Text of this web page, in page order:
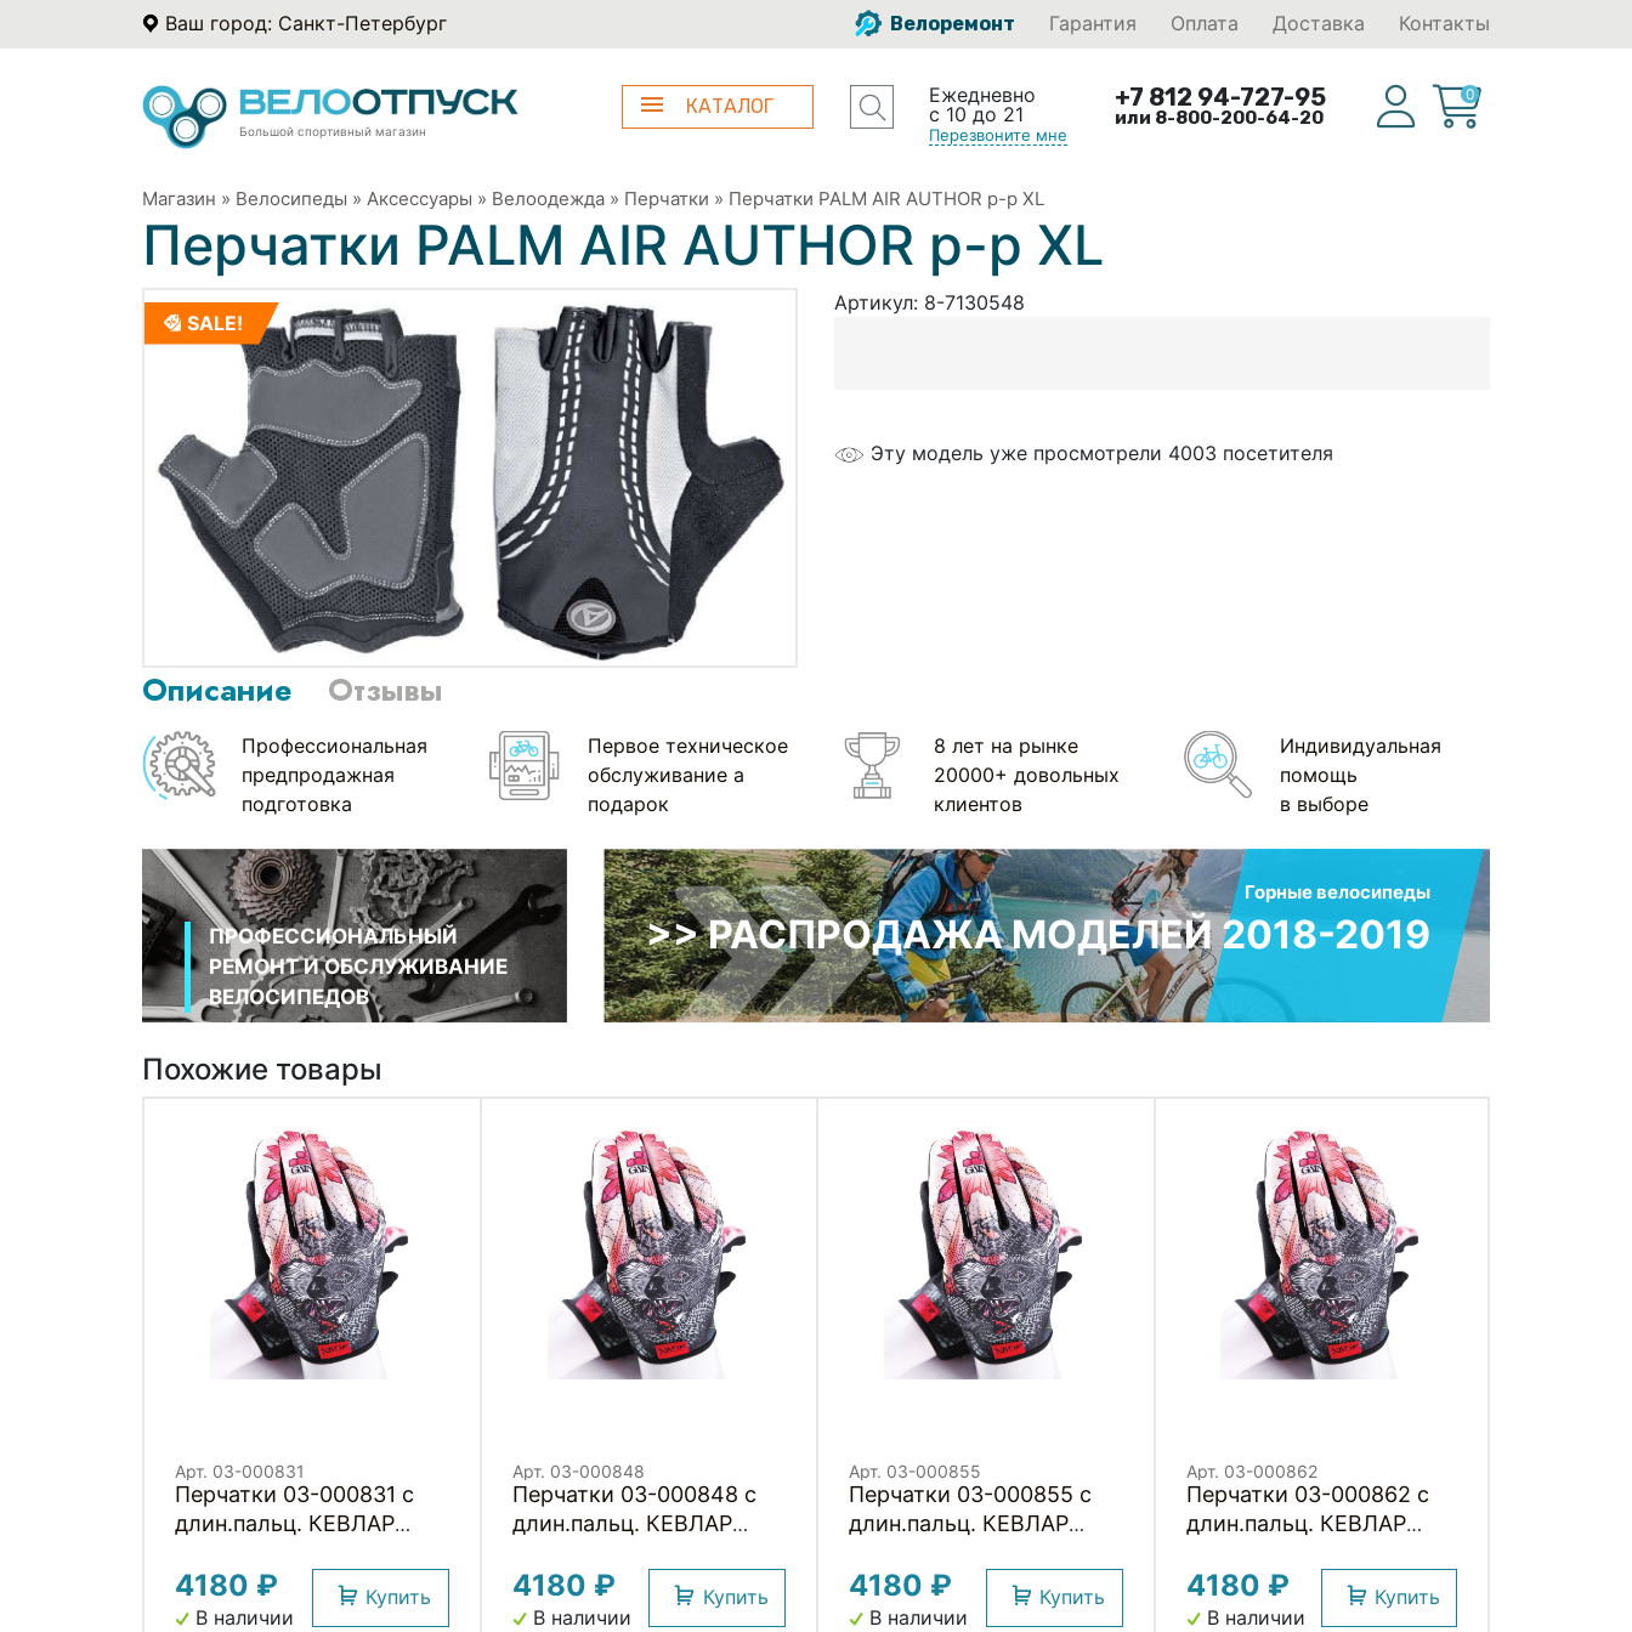
Ваш город: Санкт-Петербург Велоремонт Гарантия Оплата Доставка Контакты
Большой спортивный магазин
КАТАЛОГ
Ежедневно
с 10 до 21
Перезвоните мне
+7 812 94-727-95
или 8-800-200-64-20
0
Магазин » Велосипеды » Аксессуары » Велоодежда » Перчатки » Перчатки PALM AIR AUTHOR р-р XL
Перчатки PALM AIR AUTHOR р-р XL
SALE!
Артикул: 8-7130548
Эту модель уже просмотрели 4003 посетителя
Описание Отзывы
Профессиональная
предпродажная
подготовка
Первое техническое
обслуживание а
подарок
8 лет на рынке
20000+ довольных
клиентов
Индивидуальная
помощь
в выборе
ПРОФЕССИОНАЛЬНЫЙ
РЕМОНТ И ОБСЛУЖИВАНИЕ
ВЕЛОСИПЕДОВ
Горные велосипеды
>> РАСПРОДАЖА МОДЕЛЕЙ 2018-2019
Похожие товары
Арт. 03-000831
Перчатки 03-000831 с
длин.пальц. КЕВЛАР
RESISTANCE для BMX и
других экстримальнх
4180 ₽
В наличии
Купить
Арт. 03-000848
Перчатки 03-000848 с
длин.пальц. КЕВЛАР
RESISTANCE для BMX и
других экстримальнх
4180 ₽
В наличии
Купить
Арт. 03-000855
Перчатки 03-000855 с
длин.пальц. КЕВЛАР
RESISTANCE для BMX и
других экстримальнх
4180 ₽
В наличии
Купить
Арт. 03-000862
Перчатки 03-000862 с
длин.пальц. КЕВЛАР
RESISTANCE для BMX и
других экстримальнх
4180 ₽
В наличии
Купить